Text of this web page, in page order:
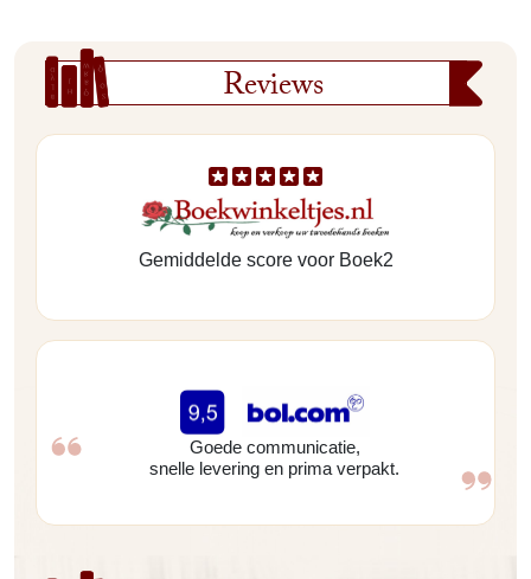
Reviews
Gemiddelde score voor Boek2
Goede communicatie,
snelle levering en prima verpakt.